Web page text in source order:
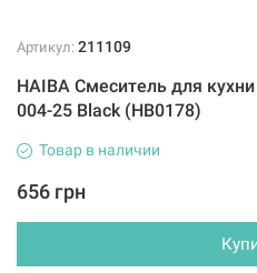
Артикул: 211109
HAIBA Смеситель для
004-25 Black (HB0178)
Товар в наличии
656 грн